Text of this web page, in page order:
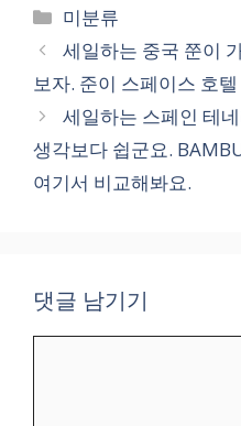
카
테
고
리
미분류
세일하는 중국 쭌이
보자. 준이 스페이스 호
세일하는 스페인 테
생각보다 쉽군요.
여기서 비교해봐요.
댓글 남기기